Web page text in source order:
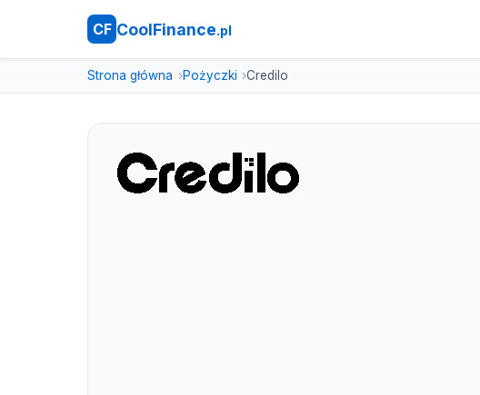
CF CoolFinance.pl
Strona główna Pożyczki Credilo